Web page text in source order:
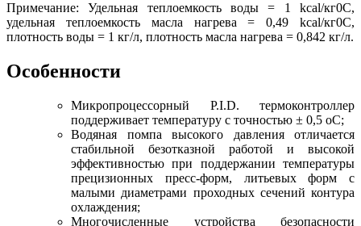
Примечание: Удельная теплоемкость воды = 1 kcal/кг0С,
удельная теплоемкость масла нагрева = 0,49 kcal/кг0С,
плотность воды = 1 кг/л, плотность масла нагрева = 0,842 кг/л.
Особенности
Микропроцессорный P.I.D. термоконтроллер
поддерживает температуру с точностью ± 0,5 оC;
Водяная помпа высокого давления отличается
стабильной безотказной работой и высокой
эффективностью при поддержании температуры
прецизионных пресс-форм, литьевых форм с
малыми диаметрами проходных сечений контура
охлаждения;
Многочисленные устройства безопасности